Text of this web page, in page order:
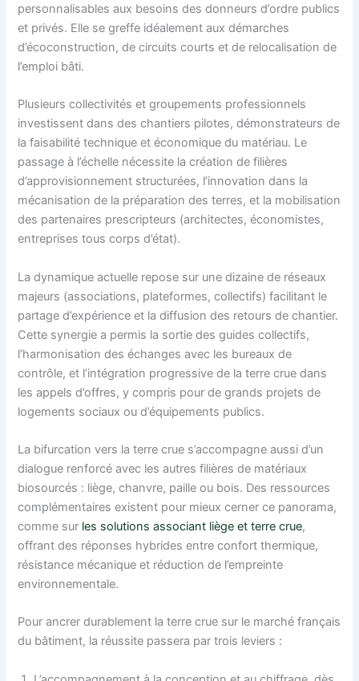
personnalisables aux besoins des donneurs d’ordre publics
et privés. Elle se greffe idéalement aux démarches
d’écoconstruction, de circuits courts et de relocalisation de
l’emploi bâti.
Plusieurs collectivités et groupements professionnels
investissent dans des chantiers pilotes, démonstrateurs de
la faisabilité technique et économique du matériau. Le
passage à l’échelle nécessite la création de filières
d’approvisionnement structurées, l’innovation dans la
mécanisation de la préparation des terres, et la mobilisation
des partenaires prescripteurs (architectes, économistes,
entreprises tous corps d’état).
La dynamique actuelle repose sur une dizaine de réseaux
majeurs (associations, plateformes, collectifs) facilitant le
partage d’expérience et la diffusion des retours de chantier.
Cette synergie a permis la sortie des guides collectifs,
l’harmonisation des échanges avec les bureaux de
contrôle, et l’intégration progressive de la terre crue dans
les appels d’offres, y compris pour de grands projets de
logements sociaux ou d’équipements publics.
La bifurcation vers la terre crue s’accompagne aussi d’un
dialogue renforcé avec les autres filières de matériaux
biosourcés : liège, chanvre, paille ou bois. Des ressources
complémentaires existent pour mieux cerner ce panorama,
comme sur les solutions associant liège et terre crue,
offrant des réponses hybrides entre confort thermique,
résistance mécanique et réduction de l’empreinte
environnementale.
Pour ancrer durablement la terre crue sur le marché français
du bâtiment, la réussite passera par trois leviers :